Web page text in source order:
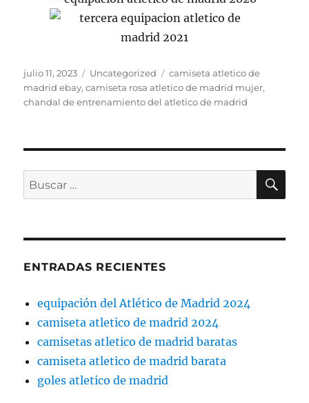
Publicado
el
julio 11, 2023 Categorías
Uncategorized Etiquetas
camiseta atletico de
madrid ebay,camiseta rosa atletico de madrid mujer,
chandal de entrenamiento del atletico de madrid
Buscar
por:
ENTRADAS RECIENTES
equipación del Atlético de Madrid 2024
camiseta atletico de madrid 2024
camisetas atletico de madrid baratas
camiseta atletico de madrid barata
goles atletico de madrid